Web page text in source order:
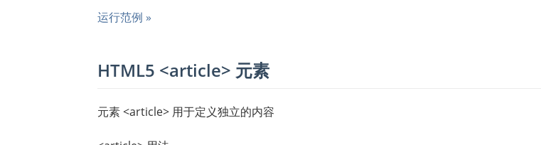
运行范例 »
HTML5 <article> 元素
元素 <article> 用于定义独立的内容